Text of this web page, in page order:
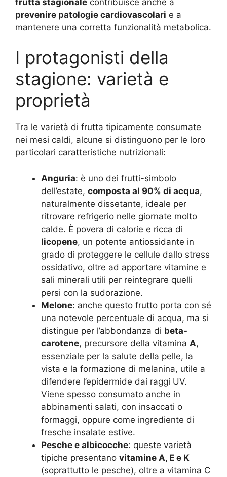
prevenire patologie cardiovascolari e a
mantenere una corretta funzionalità metabolica.
I protagonisti della
stagione: varietà e
proprietà
Tra le varietà di frutta tipicamente consumate
nei mesi caldi, alcune si distinguono per le loro
particolari caratteristiche nutrizionali:
Anguria: è uno dei frutti-simbolo
dell’estate, composta al 90% di acqua,
naturalmente dissetante, ideale per
ritrovare refrigerio nelle giornate molto
calde. È povera di calorie e ricca di
licopene, un potente antiossidante in
grado di proteggere le cellule dallo stress
ossidativo, oltre ad apportare vitamine e
sali minerali utili per reintegrare quelli
persi con la sudorazione.
Melone: anche questo frutto porta con sé
una notevole percentuale di acqua, ma si
distingue per l’abbondanza di beta-
carotene, precursore della vitamina A,
essenziale per la salute della pelle, la
vista e la formazione di melanina, utile a
difendere l’epidermide dai raggi UV.
Viene spesso consumato anche in
abbinamenti salati, con insaccati o
formaggi, oppure come ingrediente di
fresche insalate estive.
Pesche e albicocche: queste varietà
tipiche presentano vitamine A, E e K
(soprattutto le pesche), oltre a vitamina C